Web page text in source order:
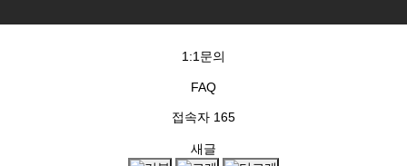
1:1문의
FAQ
접속자 165
새글